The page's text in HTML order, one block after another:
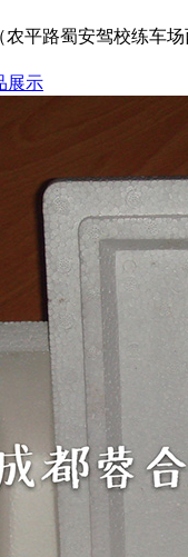
平路蜀安驾校练车场
展示